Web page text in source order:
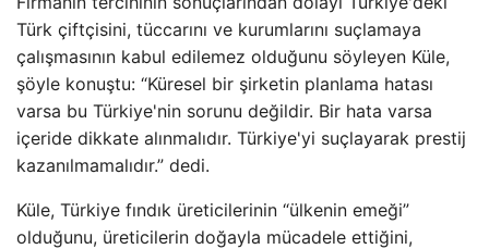
Türk çiftçisini, tüccarını ve kurumlarını suçlamaya
çalışmasının kabul edilemez olduğunu söyleyen Küle,
şöyle konuştu: “Küresel bir şirketin planlama hatası
varsa bu Türkiye'nin sorunu değildir. Bir hata varsa
içeride dikkate alınmalıdır. Türkiye'yi suçlayarak prestij
kazanılmamalıdır.” dedi.
Küle, Türkiye fındık üreticilerinin “ülkenin emeği”
olduğunu, üreticilerin doğayla mücadele ettiğini,